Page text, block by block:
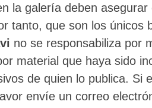
la galería deben
tanto, que son los únicos
no se responsabiliza por
material que haya sido
de quien lo publica. Si
envíe un correo